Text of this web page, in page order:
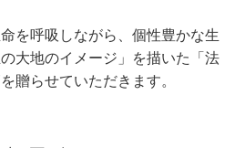
を呼吸しながら、個性豊かな生
大地のイメージ」を描いた「法
贈らせていただきます。